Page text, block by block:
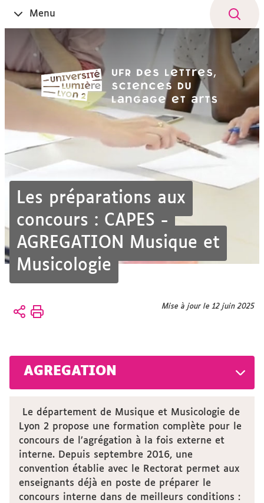
contenu
Ouvrir
le
Menu
Les préparations aux
concours : CAPES -
AGREGATION Musique et
Musicologie
Vous
Accueil
concours
Mise à jour le 12 juin 2025
AGREGATION
Le département de Musique et Musicologie de
Lyon 2 propose une formation complète pour le
concours de l’agrégation à la fois externe et
interne. Depuis septembre 2016, une
convention établie avec le Rectorat permet aux
enseignants déjà en poste de préparer le
concours interne dans de meilleurs conditions :